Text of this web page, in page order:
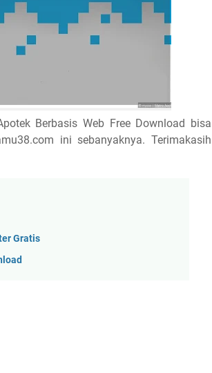
Berbasis Web Free Download bisa
ini sebanyaknya. Terimakasih
Gratis